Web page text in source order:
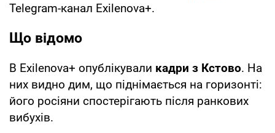
Telegram-канал Exilenova+.
Що відомо
В Exilenova+ опублікували кадри з Кстово. На
них видно дим, що піднімається на горизонті:
його росіяни спостерігають після ранкових
вибухів.